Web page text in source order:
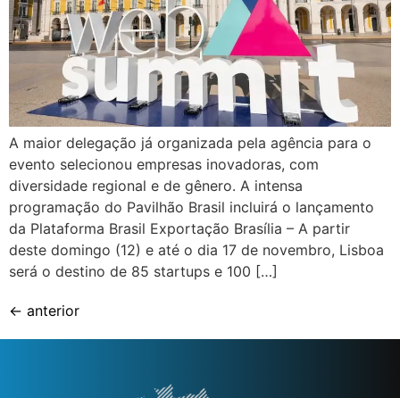
A maior delegação já organizada pela agência para o
evento selecionou empresas inovadoras, com
diversidade regional e de gênero. A intensa
programação do Pavilhão Brasil incluirá o lançamento
da Plataforma Brasil Exportação Brasília – A partir
deste domingo (12) e até o dia 17 de novembro, Lisboa
será o destino de 85 startups e 100 […]
← anterior